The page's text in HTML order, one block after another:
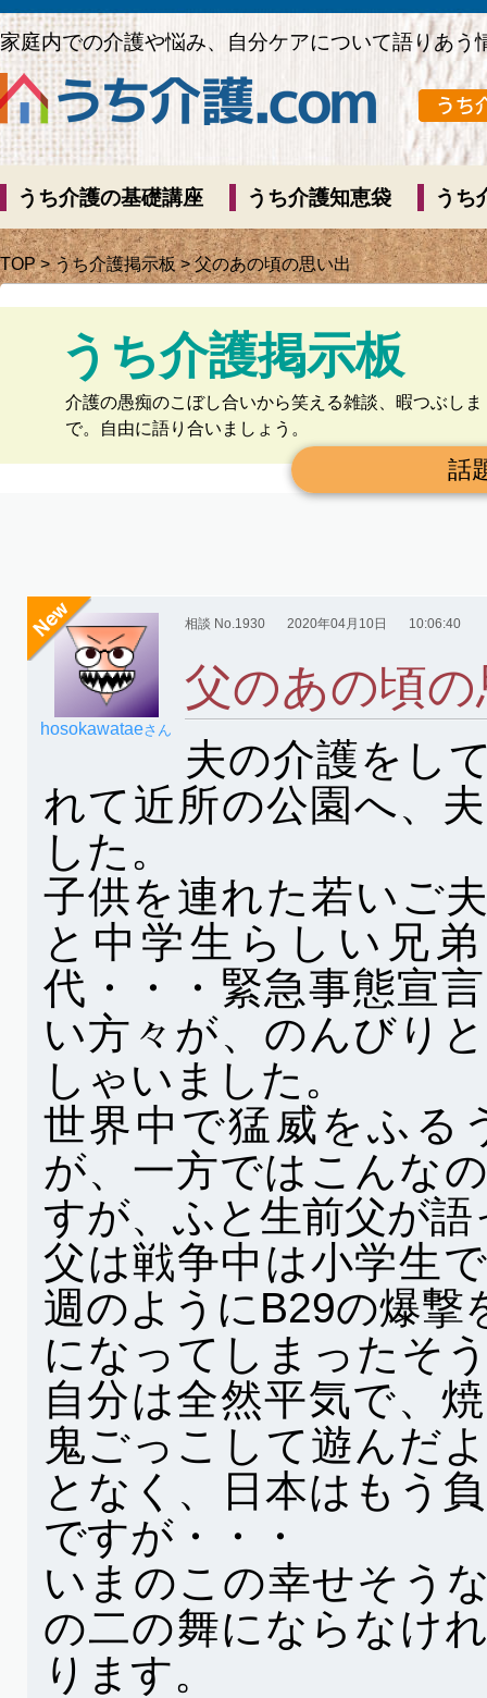
家庭内での介護や悩み、自分ケアについて語りあう
うち介護の基礎講座 うち介護知恵袋 うち
TOP>うち介護掲示板> 父のあの頃の思い出
うち介護掲示板
介護の愚痴のこぼし合いから笑える雑談、暇つぶしま
で。自由に語り合いましょう。
話
hosokawataeさん
相談 No.1930 2020年04月10日 10:06:40
父のあの頃
夫の介護をし
れて近所の公園へ、
した。
子供を連れた若いご
と中学生らしい兄
代・・・緊急事態宣
い方々が、のんびり
しゃいました。
世界中で猛威をふる
が、一方ではこんな
すが、ふと生前父が
父は戦争中は小学生
週のようにB29の爆撃
になってしまったそ
自分は全然平気で、
鬼ごっこして遊んだ
となく、日本はもう
ですが・・・
いまのこの幸せそう
の二の舞にならなけ
ります。